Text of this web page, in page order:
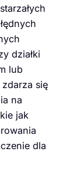
działki
lub
się
na
jak
dla